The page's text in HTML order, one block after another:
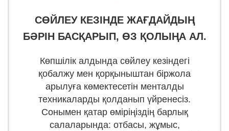
СӨЙЛЕУ КЕЗІНДЕ ЖАҒДАЙДЫҢ
БӘРІН БАСҚАРЫП, ӨЗ ҚОЛЫҢА АЛ.
Көпшілік алдында сөйлеу кезіндегі
қобалжу мен қорқыныштан біржола
арылуға көмектесетін менталды
техникаларды қолданып үйренесіз.
Сонымен қатар өміріңіздің барлық
салаларында: отбасы, жұмыс,